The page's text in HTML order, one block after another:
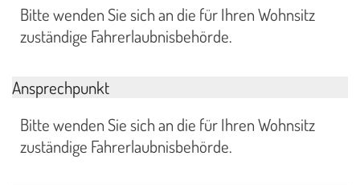
Bitte wenden Sie sich an die für Ihren Wohnsitz
zuständige Fahrerlaubnisbehörde.
Ansprechpunkt
Bitte wenden Sie sich an die für Ihren Wohnsitz
zuständige Fahrerlaubnisbehörde.